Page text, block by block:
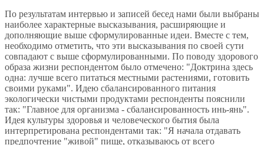
По результатам интервью и записей бесед нами были выбраны
наиболее характерные высказывания, расширяющие и
дополняющие выше сформулированные идеи. Вместе с тем,
необходимо отметить, что эти высказывания по своей сути
совпадают с выше сформулированными. По поводу здорового
образа жизни респондентом было отмечено: "Доктрина здесь
одна: лучше всего питаться местными растениями, готовить
своими руками". Идею сбалансированного питания
экологически чистыми продуктами респонденты пояснили
так: "Главное для организма - сбалансированность инь-янь".
Идея культуры здоровья и человеческого бытия была
интерпретирована респондентами так: "Я начала отдавать
предпочтение "живой" пище, отказываюсь от всего